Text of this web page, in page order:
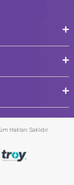
Hakları Saklıdır.